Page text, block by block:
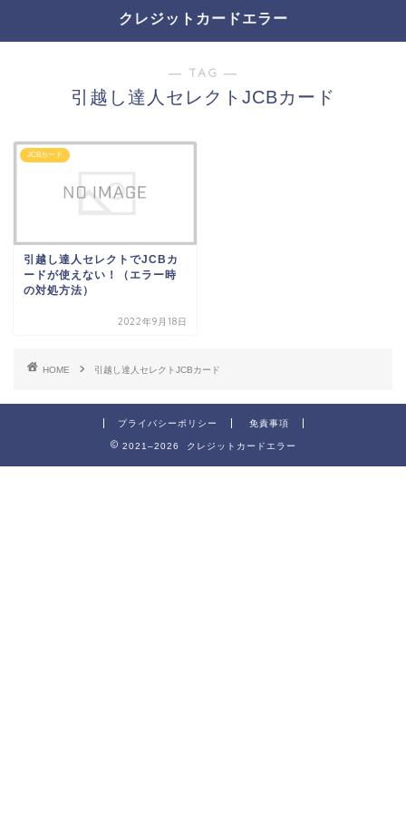
クレジットカードエラー
― TAG ―
引越し達人セレクトJCBカード
JCBカード
引越し達人セレクトでJCBカ
ードが使えない！（エラー時
の対処方法）
2022年9月18日
HOME 引越し達人セレクトJCBカード
プライバシーポリシー 免責事項
2021–2026 クレジットカードエラー